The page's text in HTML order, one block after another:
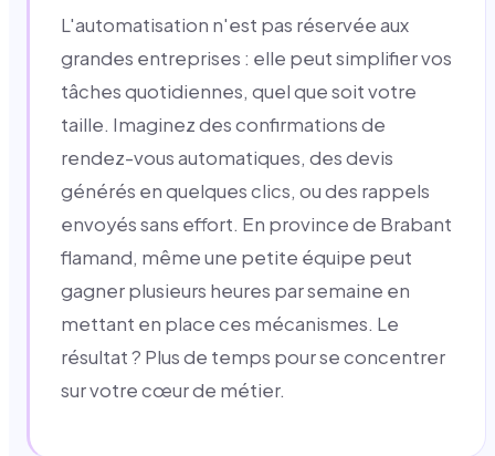
L'automatisation n'est pas réservée aux
grandes entreprises : elle peut simplifier vos
tâches quotidiennes, quel que soit votre
taille. Imaginez des confirmations de
rendez-vous automatiques, des devis
générés en quelques clics, ou des rappels
envoyés sans effort. En province de Brabant
flamand, même une petite équipe peut
gagner plusieurs heures par semaine en
mettant en place ces mécanismes. Le
résultat ? Plus de temps pour se concentrer
sur votre cœur de métier.